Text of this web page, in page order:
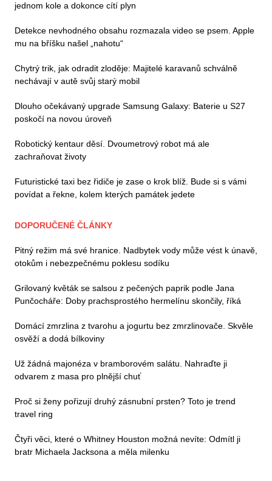
jednom kole a dokonce cítí plyn
Detekce nevhodného obsahu rozmazala video se psem. Apple
mu na bříšku našel „nahotu“
Chytrý trik, jak odradit zloděje: Majitelé karavanů schválně
nechávají v autě svůj starý mobil
Dlouho očekávaný upgrade Samsung Galaxy: Baterie u S27
poskočí na novou úroveň
Robotický kentaur děsí. Dvoumetrový robot má ale
zachraňovat životy
Futuristické taxi bez řidiče je zase o krok blíž. Bude si s vámi
povídat a řekne, kolem kterých památek jedete
DOPORUČENÉ ČLÁNKY
Pitný režim má své hranice. Nadbytek vody může vést k únavě,
otokům i nebezpečnému poklesu sodíku
Grilovaný květák se salsou z pečených paprik podle Jana
Punčocháře: Doby prachsprostého hermelínu skončily, říká
Domácí zmrzlina z tvarohu a jogurtu bez zmrzlinovače. Skvěle
osvěží a dodá bílkoviny
Už žádná majonéza v bramborovém salátu. Nahraďte ji
odvarem z masa pro plnější chuť
Proč si ženy pořizují druhý zásnubní prsten? Toto je trend
travel ring
Čtyři věci, které o Whitney Houston možná nevíte: Odmítl ji
bratr Michaela Jacksona a měla milenku